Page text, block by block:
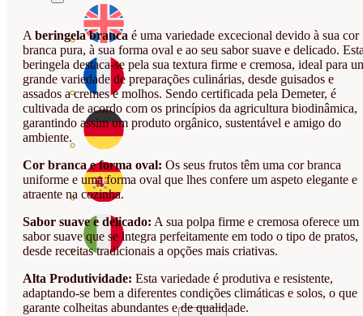
A beringela branca é uma variedade excecional devido à sua cor
branca pura, à sua forma oval e ao seu sabor suave e delicado.
beringela destaca-se pela sua textura firme e cremosa, ideal para
grande variedade de preparações culinárias, desde guisados e
assados a cremes e molhos. Sendo certificada pela Demeter, é
cultivada de acordo com os princípios da agricultura biodinâmica,
garantindo assim um produto orgânico, sustentável e amigo do
ambiente.
Cor branca e forma oval: Os seus frutos têm uma cor branca
uniforme e uma forma oval que lhes confere um aspeto elegante e
atraente na cozinha.
Sabor suave e delicado: A sua polpa firme e cremosa oferece um
sabor suave que se integra perfeitamente em todo o tipo de pratos,
desde receitas tradicionais a opções mais criativas.
Alta Produtividade: Esta variedade é produtiva e resistente,
adaptando-se bem a diferentes condições climáticas e solos, o que
garante colheitas abundantes e de qualidade.